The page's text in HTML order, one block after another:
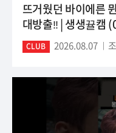
뜨거웠던 바이에른
대방출‼️ | 생생뀰캠
CLUB 2026.08.07